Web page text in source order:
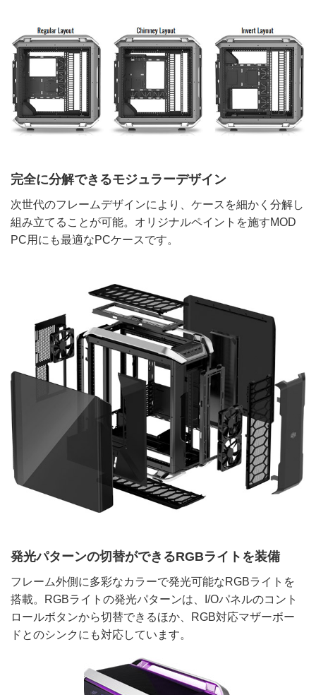
完全に分解できるモジュラーデザイン
次世代のフレームデザインにより、ケースを細かく分解し
組み立てることが可能。オリジナルペイントを施すMOD
PC用にも最適なPCケースです。
発光パターンの切替ができるRGBライトを装備
フレーム外側に多彩なカラーで発光可能なRGBライトを
搭載。RGBライトの発光パターンは、I/Oパネルのコント
ロールボタンから切替できるほか、RGB対応マザーボー
ドとのシンクにも対応しています。